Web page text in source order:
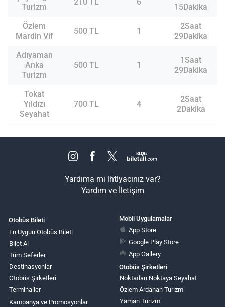
Turizm
15Dakika
Özlem
Mardin Vif
500 TL 1
2Saat
29Dakika
Adıyaman
Anka
Turizm
500 TL 1
1Saat
29Dakika
Tokat
Yıldızı
Seyahat
700 TL 4
2Saat
2Dakika
Yardıma mı ihtiyacınız var?
Yardım ve İletişim
Otobüs Bileti
En Uygun Otobüs Bileti
Bilet Al
Tüm Seferler
Destinasyonlar
Otobüs Şirketleri
Terminaller
Kampanya ve Promosyonlar
Mobil Uygulamalar
App Store
Google Play Store
App Gallery
Otobüs Şirketleri
Noktadan Noktaya Seyahat
Özlem Ardahan Turizm
Yaman Turizm